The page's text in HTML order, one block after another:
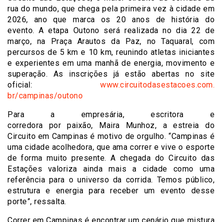
rua do mundo, que chega pela primeira vez à cidade em
2026, ano que marca os 20 anos de história do
evento. A etapa Outono será realizada no dia 22 de
março, na Praça Arautos da Paz, no Taquaral, com
percursos de 5 km e 10 km, reunindo atletas iniciantes
e experientes em uma manhã de energia, movimento e
superação. As inscrições já estão abertas no site
oficial: www.circuitodasestacoes.com.
br/campinas/outono
Para a empresária, escritora e
corredora por paixão, Maira Munhoz, a estreia do
Circuito em Campinas é motivo de orgulho. “Campinas é
uma cidade acolhedora, que ama correr e vive o esporte
de forma muito presente. A chegada do Circuito das
Estações valoriza ainda mais a cidade como uma
referência para o universo da corrida. Temos público,
estrutura e energia para receber um evento desse
porte”, ressalta.